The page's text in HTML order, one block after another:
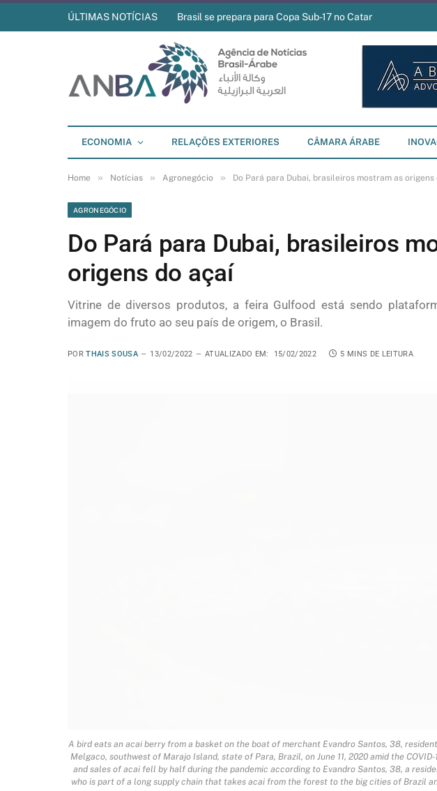
ÚLTIMAS NOTÍCIAS Brasil se prepara para Copa Sub-17 no Catar
ECONOMIA RELAÇÕES EXTERIORES CÂMARA ÁRABE
Home » Notícias » Agronegócio » Do Pará para Dubai, brasileiros mostram as origens
AGRONEGÓCIO
Do Pará para Dubai, brasileiros
origens do açaí
Vitrine de diversos produtos, a feira Gulfood está sendo
imagem do fruto ao seu país de origem, o Brasil.
POR THAIS SOUSA 13/02/2022 ATUALIZADO EM: 15/02/2022 5 MINS DE LEITURA
A bird eats an acai berry from a basket on the boat of merchant Evandro Santos, 38,
Melgaco, southwest of Marajo Island, state of Para, Brazil, on June 11, 2020 amid the
and sales of acai fell by half during the pandemic according to Evandro Santos, 38, a
who is part of a long supply chain that takes acai from the forest to the big cities of Brazil